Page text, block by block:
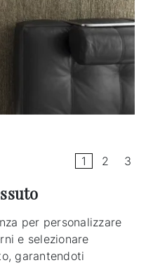
1 2 3
per personalizzare
e selezionare
garantendoti